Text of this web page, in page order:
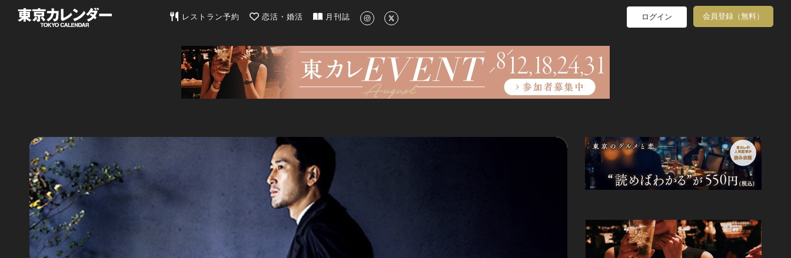
東京カレンダー | 最新のグルメ、洗練されたライフスタイル情報
レストラン予約 恋活・婚活 月刊誌 ログイン 会員登録（無料）